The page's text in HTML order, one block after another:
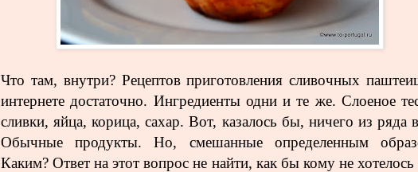
Что там, внутри? Рецептов приготовления сливочных
интернете достаточно. Ингредиенты одни и те же. Слоеное
сливки, яйца, корица, сахар. Вот, казалось бы, ничего из ряда
Обычные продукты. Но, смешанные определенным
Каким? Ответ на этот вопрос не найти, как бы кому не хотелось